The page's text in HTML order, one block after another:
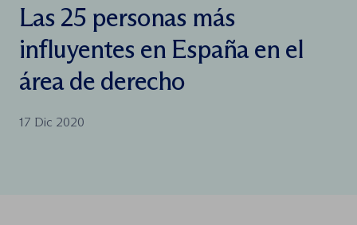
Las 25 personas más
influyentes en España en el
área de derecho
17 Dic 2020